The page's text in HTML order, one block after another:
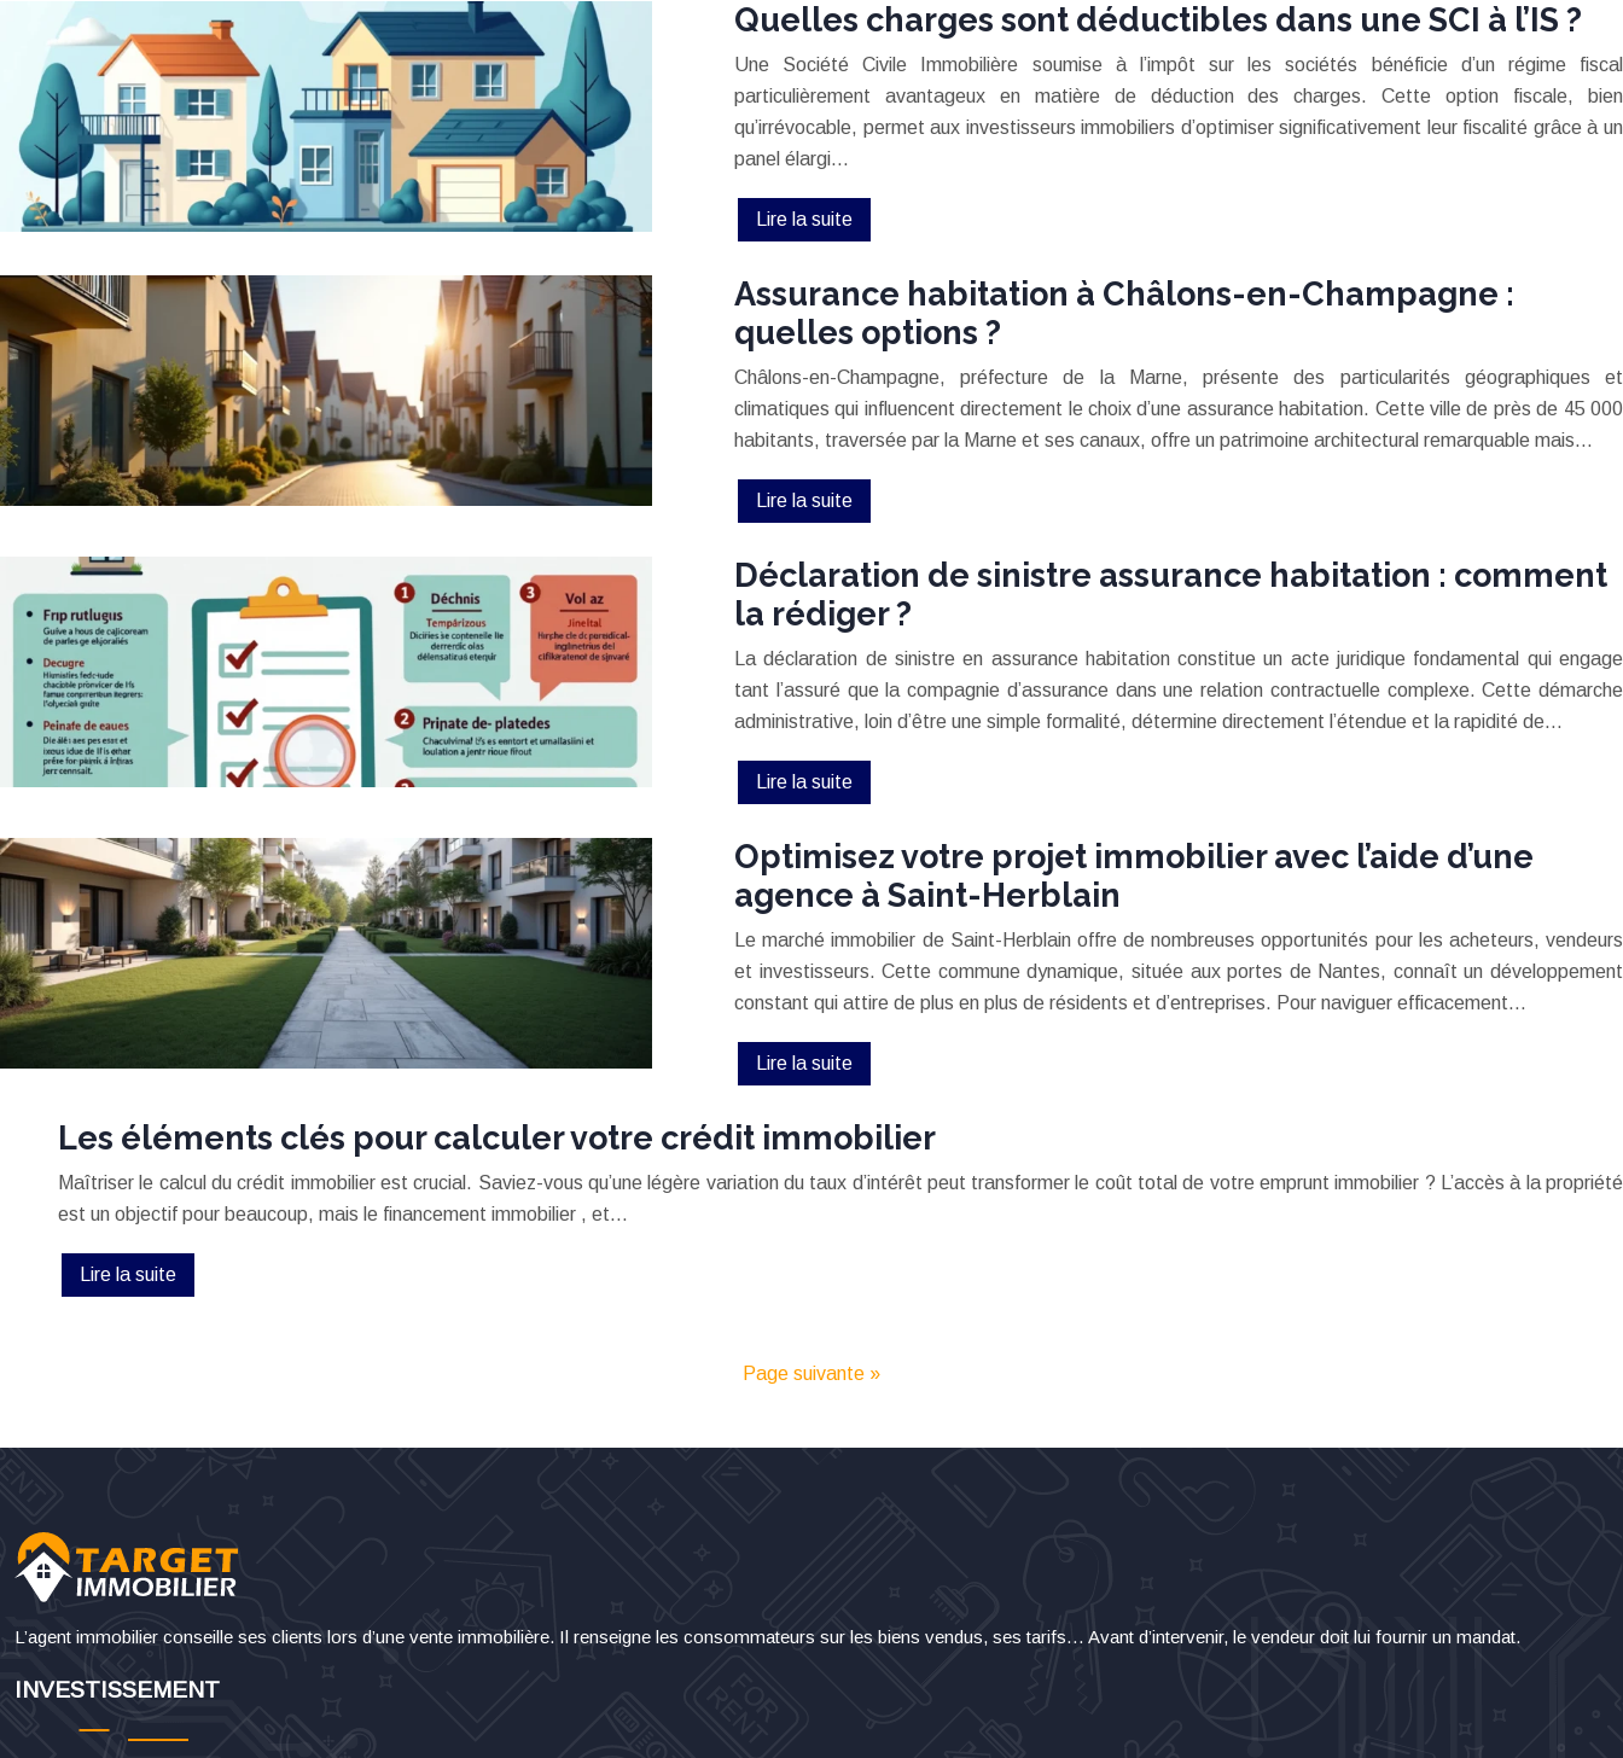
Quelles charges sont déductibles dans une SCI à l’IS ?
Une Société Civile Immobilière soumise à l’impôt sur les sociétés bénéficie d’un régime fiscal
particulièrement avantageux en matière de déduction des charges. Cette option fiscale, bien
qu’irrévocable, permet aux investisseurs immobiliers d’optimiser significativement leur fiscalité grâce à un
panel élargi…
Lire la suite
Assurance habitation à Châlons-en-Champagne :
quelles options ?
Châlons-en-Champagne, préfecture de la Marne, présente des particularités géographiques et
climatiques qui influencent directement le choix d’une assurance habitation. Cette ville de près de 45 000
habitants, traversée par la Marne et ses canaux, offre un patrimoine architectural remarquable mais…
Lire la suite
Déclaration de sinistre assurance habitation : comment
la rédiger ?
La déclaration de sinistre en assurance habitation constitue un acte juridique fondamental qui engage
tant l’assuré que la compagnie d’assurance dans une relation contractuelle complexe. Cette démarche
administrative, loin d’être une simple formalité, détermine directement l’étendue et la rapidité de…
Lire la suite
Optimisez votre projet immobilier avec l’aide d’une
agence à Saint-Herblain
Le marché immobilier de Saint-Herblain offre de nombreuses opportunités pour les acheteurs, vendeurs
et investisseurs. Cette commune dynamique, située aux portes de Nantes, connaît un développement
constant qui attire de plus en plus de résidents et d’entreprises. Pour naviguer efficacement…
Lire la suite
Les éléments clés pour calculer votre crédit immobilier
Maîtriser le calcul du crédit immobilier est crucial. Saviez-vous qu’une légère variation du taux d’intérêt peut transformer le coût total de votre emprunt immobilier ? L’accès à la propriété
est un objectif pour beaucoup, mais le financement immobilier , et…
Lire la suite
Page suivante »
L’agent immobilier conseille ses clients lors d’une vente immobilière. Il renseigne les consommateurs sur les biens vendus, ses tarifs… Avant d’intervenir, le vendeur doit lui fournir un mandat.
INVESTISSEMENT